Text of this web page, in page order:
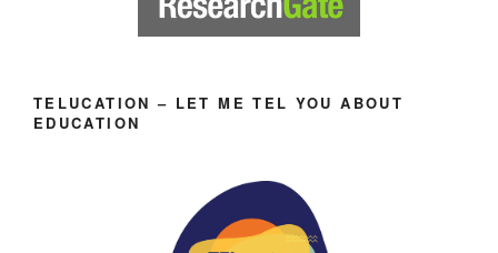
TELUCATION – LET ME TEL YOU ABOUT
EDUCATION